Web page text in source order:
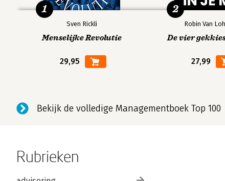
Sven Rickli
Menselijke Revolutie
29,95
1
Robin Van
De vier
27,99
2
Bekijk de volledige Managementboek Top 100
Rubrieken